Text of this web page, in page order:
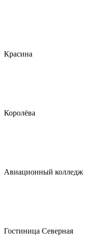
Красина
Королёва
Авиационный колледж
Гостиница Северная